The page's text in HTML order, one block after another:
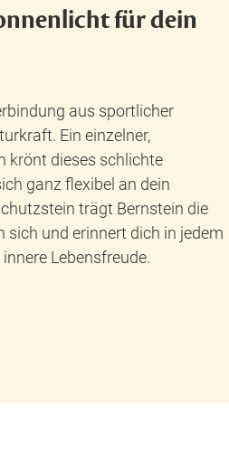
für dein
aus sportlicher
Ein einzelner,
krönt dieses schlichte
ganz flexibel an dein
trägt Bernstein die
sich und erinnert dich in jedem
Lebensfreude.